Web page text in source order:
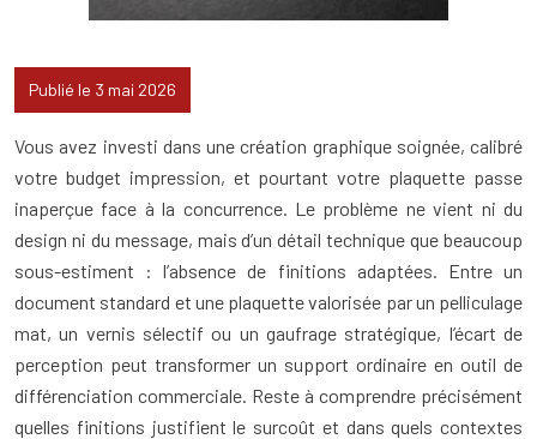
Publié le 3 mai 2026
Vous avez investi dans une création graphique soignée, calibré
votre budget impression, et pourtant votre plaquette passe
inaperçue face à la concurrence. Le problème ne vient ni du
design ni du message, mais d’un détail technique que beaucoup
sous-estiment : l’absence de finitions adaptées. Entre un
document standard et une plaquette valorisée par un pelliculage
mat, un vernis sélectif ou un gaufrage stratégique, l’écart de
perception peut transformer un support ordinaire en outil de
différenciation commerciale. Reste à comprendre précisément
quelles finitions justifient le surcoût et dans quels contextes